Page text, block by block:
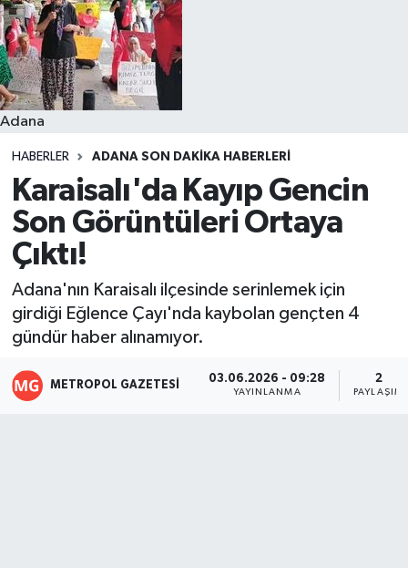
Adana
HABERLER ADANA SON DAKIKA HABERLERI
Karaisalı'da Kayıp Gencin
Son Görüntüleri Ortaya
Çıktı!
Adana'nın Karaisalı ilçesinde serinlemek için
girdiği Eğlence Çayı'nda kaybolan gençten 4
gündür haber alınamıyor.
METROPOL GAZETESI 03.06.2026 - 09:28
YAYINLANMA
2
PAYLAŞIM
Resmi İlanlar